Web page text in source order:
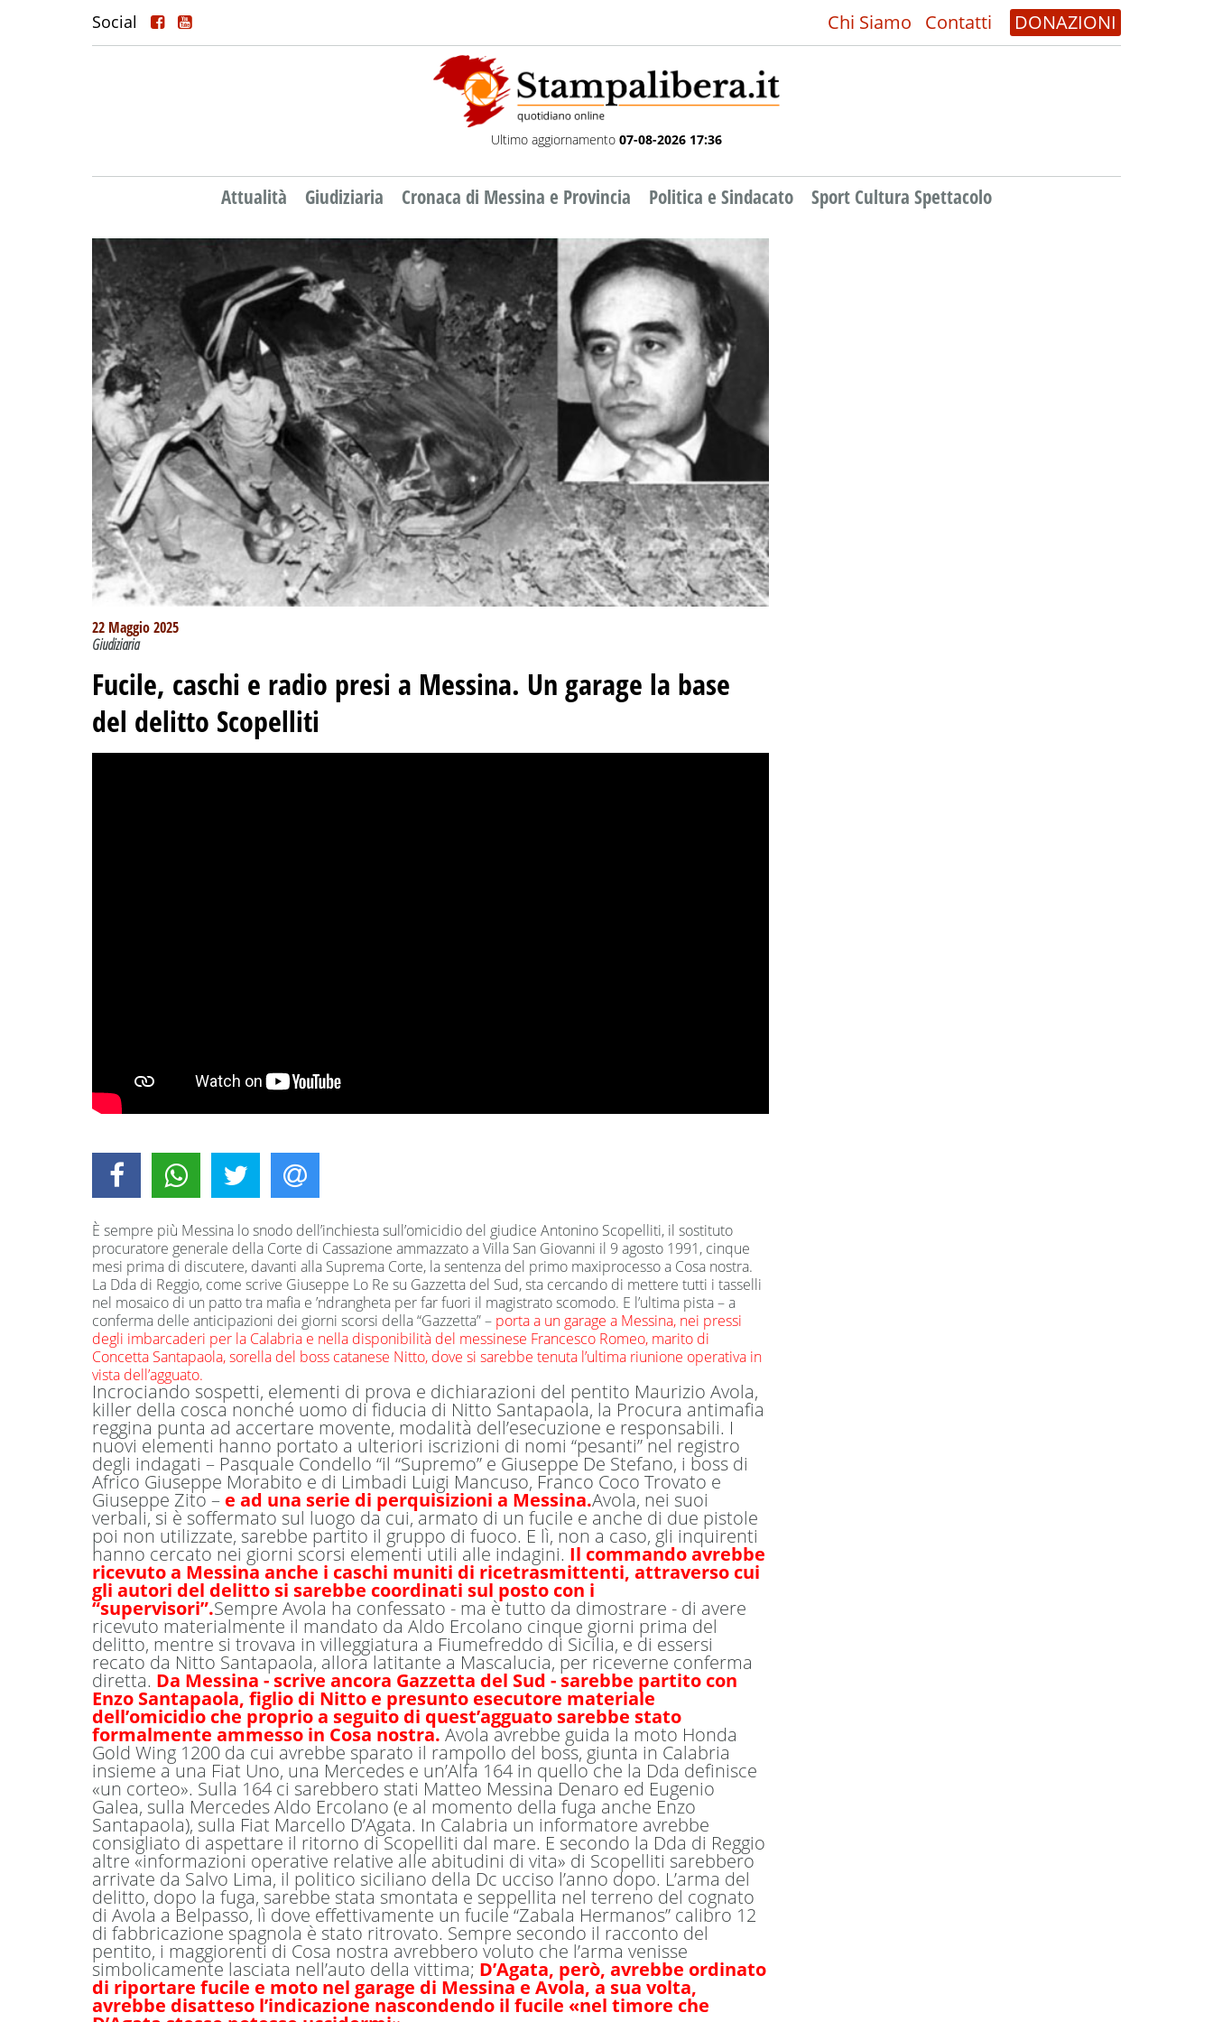
Social Chi Siamo Contatti DONAZIONI
Ultimo aggiornamento 07-08-2026 17:36
Attualità Giudiziaria Cronaca di Messina e Provincia Politica e Sindacato Sport Cultura Spettacolo
22 Maggio 2025
Giudiziaria
Fucile, caschi e radio presi a Messina. Un garage la base
del delitto Scopelliti
È sempre più Messina lo snodo dell’inchiesta sull’omicidio del giudice Antonino Scopelliti, il sostituto
procuratore generale della Corte di Cassazione ammazzato a Villa San Giovanni il 9 agosto 1991, cinque
mesi prima di discutere, davanti alla Suprema Corte, la sentenza del primo maxiprocesso a Cosa nostra.
La Dda di Reggio, come scrive Giuseppe Lo Re su Gazzetta del Sud, sta cercando di mettere tutti i tasselli
nel mosaico di un patto tra mafia e ’ndrangheta per far fuori il magistrato scomodo. E l’ultima pista – a
conferma delle anticipazioni dei giorni scorsi della “Gazzetta” – porta a un garage a Messina, nei pressi
degli imbarcaderi per la Calabria e nella disponibilità del messinese Francesco Romeo, marito di
Concetta Santapaola, sorella del boss catanese Nitto, dove si sarebbe tenuta l’ultima riunione operativa in
vista dell’agguato.
Incrociando sospetti, elementi di prova e dichiarazioni del pentito Maurizio Avola,
killer della cosca nonché uomo di fiducia di Nitto Santapaola, la Procura antimafia
reggina punta ad accertare movente, modalità dell’esecuzione e responsabili. I
nuovi elementi hanno portato a ulteriori iscrizioni di nomi “pesanti” nel registro
degli indagati – Pasquale Condello “il “Supremo” e Giuseppe De Stefano, i boss di
Africo Giuseppe Morabito e di Limbadi Luigi Mancuso, Franco Coco Trovato e
Giuseppe Zito – e ad una serie di perquisizioni a Messina.Avola, nei suoi
verbali, si è soffermato sul luogo da cui, armato di un fucile e anche di due pistole
poi non utilizzate, sarebbe partito il gruppo di fuoco. E lì, non a caso, gli inquirenti
hanno cercato nei giorni scorsi elementi utili alle indagini. Il commando avrebbe
ricevuto a Messina anche i caschi muniti di ricetrasmittenti, attraverso cui
gli autori del delitto si sarebbe coordinati sul posto con i
“supervisori”.Sempre Avola ha confessato - ma è tutto da dimostrare - di avere
ricevuto materialmente il mandato da Aldo Ercolano cinque giorni prima del
delitto, mentre si trovava in villeggiatura a Fiumefreddo di Sicilia, e di essersi
recato da Nitto Santapaola, allora latitante a Mascalucia, per riceverne conferma
diretta. Da Messina - scrive ancora Gazzetta del Sud - sarebbe partito con
Enzo Santapaola, figlio di Nitto e presunto esecutore materiale
dell’omicidio che proprio a seguito di quest’agguato sarebbe stato
formalmente ammesso in Cosa nostra. Avola avrebbe guida la moto Honda
Gold Wing 1200 da cui avrebbe sparato il rampollo del boss, giunta in Calabria
insieme a una Fiat Uno, una Mercedes e un’Alfa 164 in quello che la Dda definisce
«un corteo». Sulla 164 ci sarebbero stati Matteo Messina Denaro ed Eugenio
Galea, sulla Mercedes Aldo Ercolano (e al momento della fuga anche Enzo
Santapaola), sulla Fiat Marcello D’Agata. In Calabria un informatore avrebbe
consigliato di aspettare il ritorno di Scopelliti dal mare. E secondo la Dda di Reggio
altre «informazioni operative relative alle abitudini di vita» di Scopelliti sarebbero
arrivate da Salvo Lima, il politico siciliano della Dc ucciso l’anno dopo. L’arma del
delitto, dopo la fuga, sarebbe stata smontata e seppellita nel terreno del cognato
di Avola a Belpasso, lì dove effettivamente un fucile “Zabala Hermanos” calibro 12
di fabbricazione spagnola è stato ritrovato. Sempre secondo il racconto del
pentito, i maggiorenti di Cosa nostra avrebbero voluto che l’arma venisse
simbolicamente lasciata nell’auto della vittima; D’Agata, però, avrebbe ordinato
di riportare fucile e moto nel garage di Messina e Avola, a sua volta,
avrebbe disatteso l’indicazione nascondendo il fucile «nel timore che